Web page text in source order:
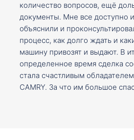
количество вопросов, ещё
документы. Мне все доступно
объяснили и
процесс, как долго ждать и
машину привозят и выдают. В
определенное время сделка
стала счастливым
CAMRY. За что им большое